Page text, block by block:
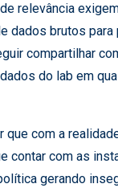
relevância
dados brutos para
compartilhar
do lab em
que com a
contar com as
gerando